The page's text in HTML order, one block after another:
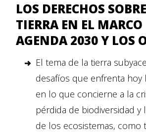
LOS DERECHOS
TIERRA EN EL
AGENDA 2030 Y LOS
El tema de la tierra
desafíos que enfrenta hoy
en lo que concierne a la
pérdida de biodiversidad y
de los ecosistemas, como